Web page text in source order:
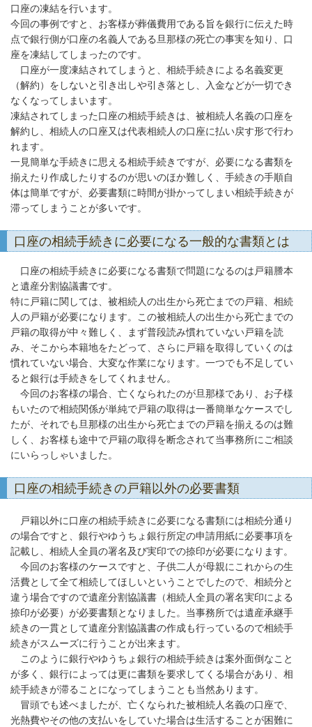
口座の凍結を行います。
今回の事例ですと、お客様が葬儀費用である旨を銀行に伝えた時
点で銀行側が口座の名義人である旦那様の死亡の事実を知り、口
座を凍結してしまったのです。
口座が一度凍結されてしまうと、相続手続きによる名義変更
（解約）をしないと引き出しや引き落とし、入金などが一切でき
なくなってしまいます。
凍結されてしまった口座の相続手続きは、被相続人名義の口座を
解約し、相続人の口座又は代表相続人の口座に払い戻す形で行わ
れます。
一見簡単な手続きに思える相続手続きですが、必要になる書類を
揃えたり作成したりするのが思いのほか難しく、手続きの手順自
体は簡単ですが、必要書類に時間が掛かってしまい相続手続きが
滞ってしまうことが多いです。
口座の相続手続きに必要になる一般的な書類とは
口座の相続手続きに必要になる書類で問題になるのは戸籍謄本
と遺産分割協議書です。
特に戸籍に関しては、被相続人の出生から死亡までの戸籍、相続
人の戸籍が必要になります。この被相続人の出生から死亡までの
戸籍の取得が中々難しく、まず普段読み慣れていない戸籍を読
み、そこから本籍地をたどって、さらに戸籍を取得していくのは
慣れていない場合、大変な作業になります。一つでも不足してい
ると銀行は手続きをしてくれません。
今回のお客様の場合、亡くなられたのが旦那様であり、お子様
もいたので相続関係が単純で戸籍の取得は一番簡単なケースでし
たが、それでも旦那様の出生から死亡までの戸籍を揃えるのは難
しく、お客様も途中で戸籍の取得を断念されて当事務所にご相談
にいらっしゃいました。
口座の相続手続きの戸籍以外の必要書類
戸籍以外に口座の相続手続きに必要になる書類には相続分通り
の場合ですと、銀行やゆうちょ銀行所定の申請用紙に必要事項を
記載し、相続人全員の署名及び実印での捺印が必要になります。
今回のお客様のケースですと、子供二人が母親にこれからの生
活費として全て相続してほしいということでしたので、相続分と
違う場合ですので遺産分割協議書（相続人全員の署名実印による
捺印が必要）が必要書類となりました。当事務所では遺産承継手
続きの一貫として遺産分割協議書の作成も行っているので相続手
続きがスムーズに行うことが出来ます。
このように銀行やゆうちょ銀行の相続手続きは案外面倒なこと
が多く、銀行によっては更に書類を要求してくる場合があり、相
続手続きが滞ることになってしまうことも当然あります。
冒頭でも述べましたが、亡くなられた被相続人名義の口座で、
光熱費やその他の支払いをしていた場合は生活することが困難に